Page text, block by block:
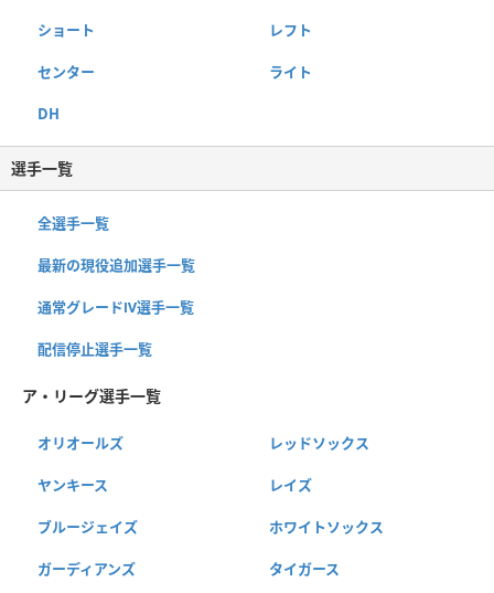
ショート レフト
センター ライト
DH
選手一覧
全選手一覧
最新の現役追加選手一覧
通常グレードⅣ選手一覧
配信停止選手一覧
ア・リーグ選手一覧
オリオールズ レッドソックス
ヤンキース レイズ
ブルージェイズ ホワイトソックス
ガーディアンズ タイガース